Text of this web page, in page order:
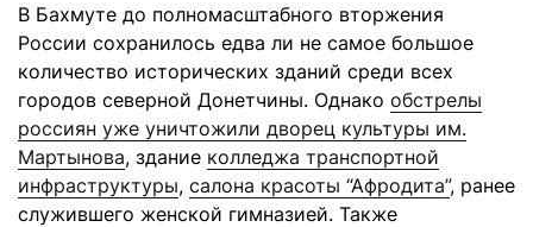
В Бахмуте до полномасштабного вторжения
России сохранилось едва ли не самое большое
количество исторических зданий среди всех
городов северной Донетчины. Однако обстрелы
россиян уже уничтожили дворец культуры им.
Мартынова, здание колледжа транспортной
инфраструктуры, салона красоты “Афродита”, ранее
служившего женской гимназией. Также